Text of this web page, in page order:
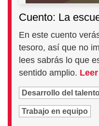
Cuento: La
En este cuento
tesoro, así que no
lees sabrás lo que
sentido amplio.
Desarrollo del
Trabajo en equipo